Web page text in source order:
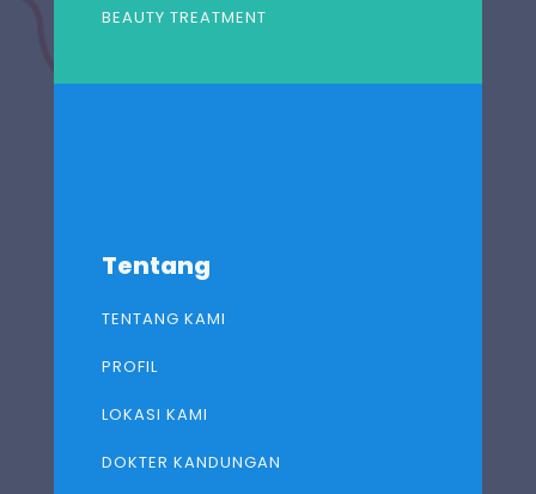
BEAUTY TREATMENT
Tentang
TENTANG KAMI
PROFIL
LOKASI KAMI
DOKTER KANDUNGAN